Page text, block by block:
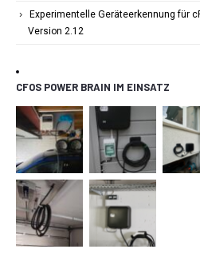
Experimentelle Geräteerkennung für
Version 2.12
CFOS POWER BRAIN IM EINSATZ